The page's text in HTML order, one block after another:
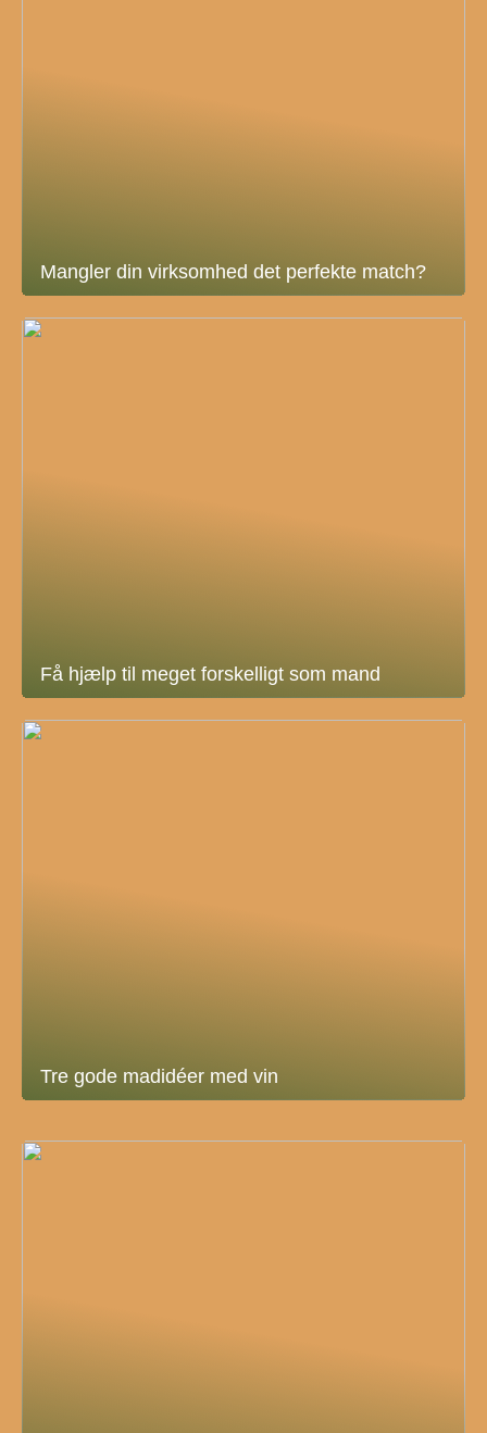
Mangler din virksomhed det perfekte match?
Få hjælp til meget forskelligt som mand
Tre gode madidéer med vin